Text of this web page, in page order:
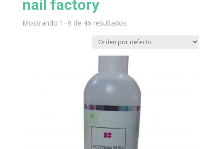
nail factory
Mostrando 1–9 de 46 resultados